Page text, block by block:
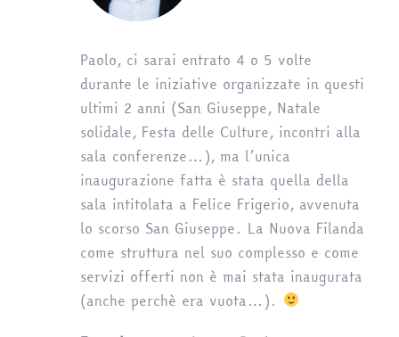
Paolo, ci sarai entrato 4 o 5 volte
durante le iniziative organizzate in questi
ultimi 2 anni (San Giuseppe, Natale
solidale, Festa delle Culture, incontri alla
sala conferenze…), ma l’unica
inaugurazione fatta è stata quella della
sala intitolata a Felice Frigerio, avvenuta
lo scorso San Giuseppe. La Nuova Filanda
come struttura nel suo complesso e come
servizi offerti non è mai stata inaugurata
(anche perchè era vuota…).